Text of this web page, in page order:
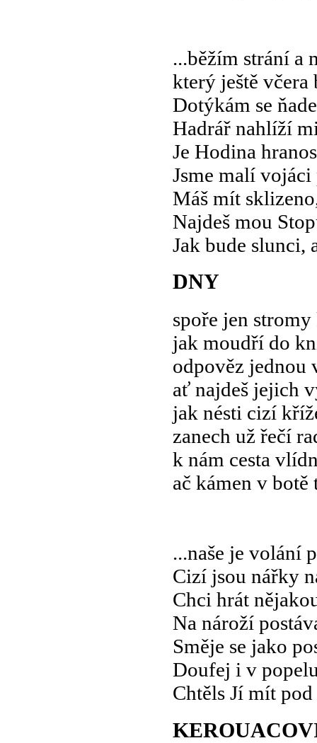
...běžím strání a
který ještě
Dotýkám se
Hadrář nahlíží
Je Hodina
Jsme malí vojáci
Máš mít
Najdeš mou
Jak bude slunci,
DNY
spoře jen
jak moudří do
odpověz jednou
ať najdeš jejich
jak nésti cizí
zanech už řečí
k nám cesta
ač kámen v botě
...naše je volání
Cizí jsou nářky
Chci hrát
Na nároží
Směje se jako
Doufej i v
Chtěls Jí mít